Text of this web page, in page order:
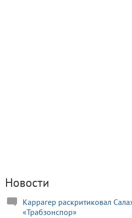
Новости
Каррагер раскритиковал
«Трабзонспор»